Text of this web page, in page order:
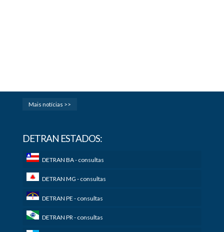
Mais notícias >>
DETRAN ESTADOS:
DETRAN BA - consultas
DETRAN MG - consultas
DETRAN PE - consultas
DETRAN PR - consultas